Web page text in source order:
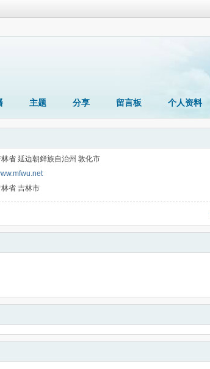
主题 分享 留言板 个人资料
省 延边朝鲜族自治州 敦化市
省 吉林市